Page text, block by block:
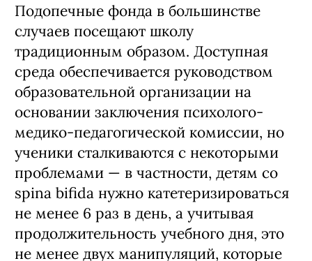
Подопечные фонда в большинстве
случаев посещают школу
традиционным образом. Доступная
среда обеспечивается руководством
образовательной организации на
основании заключения психолого-
медико-педагогической комиссии, но
ученики сталкиваются с некоторыми
проблемами — в частности, детям со
spina bifida нужно катетеризироваться
не менее 6 раз в день, а учитывая
продолжительность учебного дня, это
не менее двух манипуляций, которые